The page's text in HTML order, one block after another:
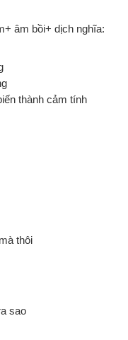
âm bồi+ dịch nghĩa:
thành cảm tính
thôi
sao